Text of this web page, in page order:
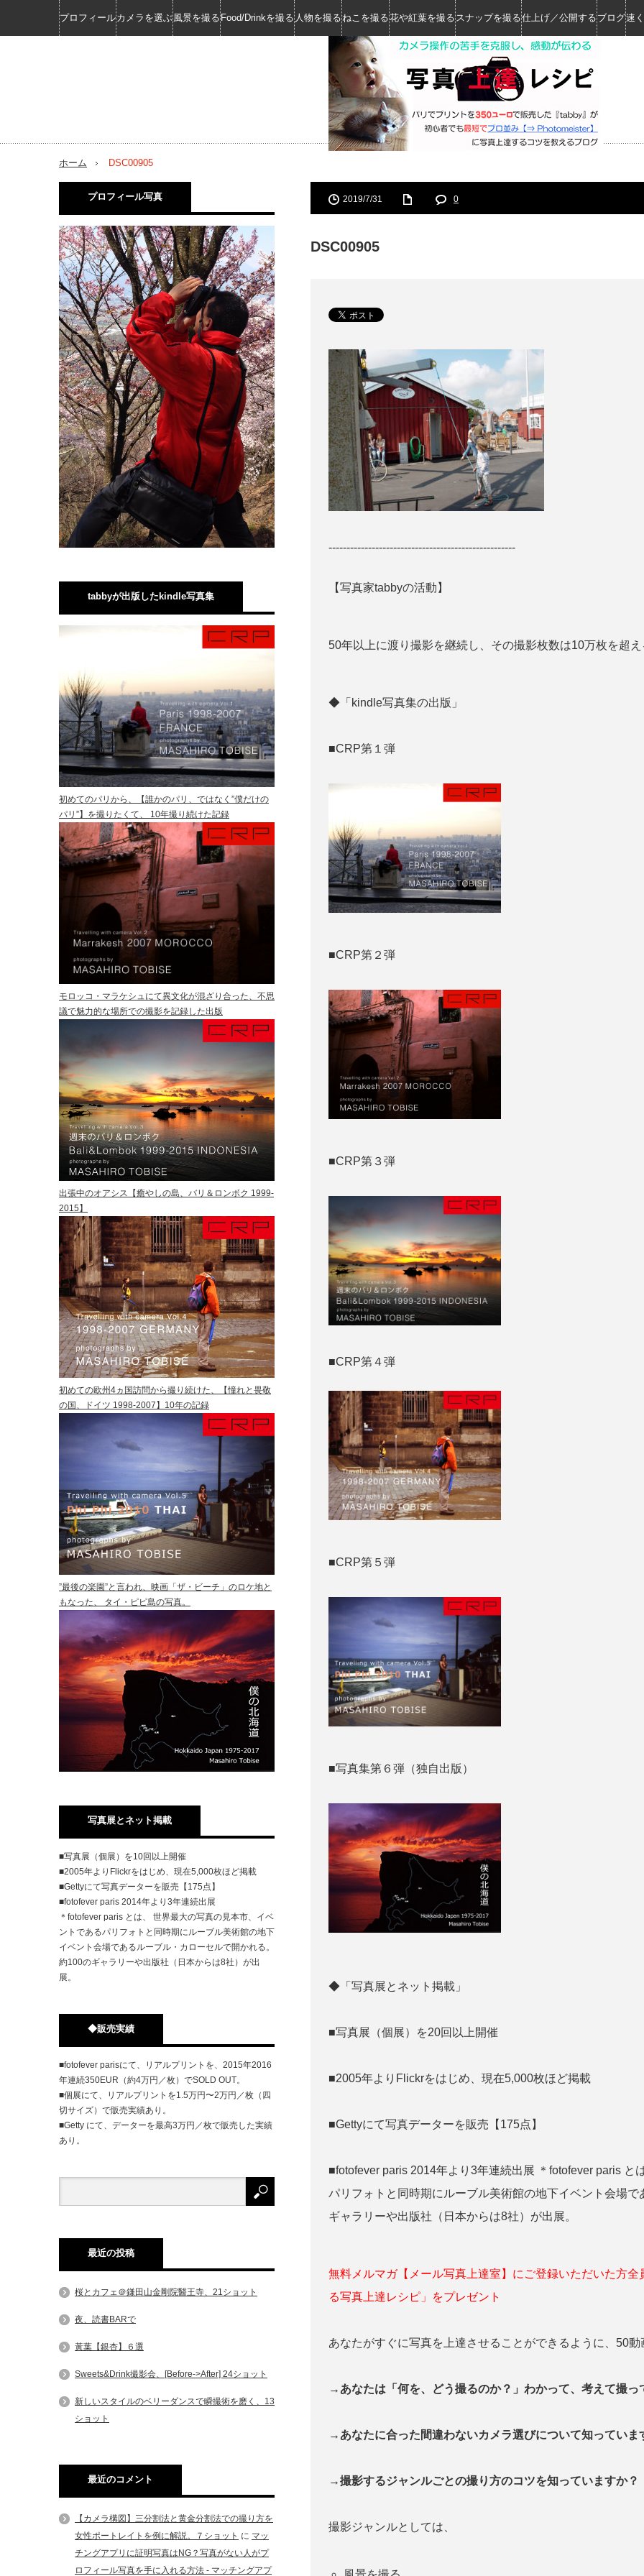
プロフィールカメラを選ぶ風景を撮る Food/Drinkを撮る 人物を撮るねこを撮る花や紅葉を撮る スナップを撮る仕上げ／公開する ブログ速
ホーム DSC00905
2019/7/31 0
DSC00905
----------------------------------------------------
【写真家tabbyの活動】
50年以上に渡り撮影を継続し、その撮影枚数は10万枚を超
◆「kindle写真集の出版」
■CRP第１弾
■CRP第２弾
■CRP第３弾
■CRP第４弾
■CRP第５弾
■写真集第６弾（独自出版）
◆「写真展とネット掲載」
■写真展（個展）を20回以上開催
■2005年よりFlickrをはじめ、現在5,000枚ほど掲載
■Gettyにて写真データーを販売【175点】
■fotofever paris 2014年より3年連続出展 ＊fotofever paris
パリフォトと同時期にルーブル美術館の地下イベント会場
ギャラリーや出版社（日本からは8社）が出展。
無料メルマガ【メール写真上達室】にご登録いただいた方
る写真上達レシピ」をプレゼント
あなたがすぐに写真を上達させることができるように、50
→あなたは「何を、どう撮るのか？」わかって、考えて撮
→あなたに合った間違わないカメラ選びについて知っていま
→撮影するジャンルごとの撮り方のコツを知っていますか？
撮影ジャンルとしては、
プロフィール写真
tabbyが出版したkindle写真集
初めてのパリから、【誰かのパリ、ではなく”僕だけの
パリ”】を撮りたくて、 10年撮り続けた記録
モロッコ・マラケシュにて異文化が混ざり合った、不思
議で魅力的な場所での撮影を記録した出版
出張中のオアシス【癒やしの島、バリ＆ロンボク 1999-
2015】
初めての欧州4ヵ国訪問から撮り続けた、【憧れと畏敬
の国、ドイツ 1998-2007】10年の記録
”最後の楽園”と言われ、映画「ザ・ビーチ」のロケ地と
もなった、 タイ・ピピ島の写真。
写真展とネット掲載
■写真展（個展）を10回以上開催
■2005年よりFlickrをはじめ、現在5,000枚ほど掲載
■Gettyにて写真データーを販売【175点】
■fotofever paris 2014年より3年連続出展
＊fotofever paris とは、 世界最大の写真の見本市、イベ
ントであるパリフォトと同時期にルーブル美術館の地下
イベント会場であるルーブル・カローセルで開かれる。
約100のギャラリーや出版社（日本からは8社）が出
展。
◆販売実績
■fotofever parisにて、リアルプリントを、2015年2016
年連続350EUR（約4万円／枚）でSOLD OUT。
■個展にて、リアルプリントを1.5万円〜2万円／枚（四
切サイズ）で販売実績あり。
■Getty にて、データーを最高3万円／枚で販売した実績
あり。
最近の投稿
桜とカフェ＠鎌田山金剛院醫王寺、21ショット
夜、読書BARで
黃葉【銀杏】６選
Sweets&Drink撮影会、[Before->After] 24ショット
新しいスタイルのベリーダンスで瞬撮術を磨く、13
ショット
最近のコメント
【カメラ構図】三分割法と黄金分割法での撮り方を
女性ポートレイトを例に解説。７ショット に マッ
チングアプリに証明写真はNG？写真がない人がプ
ロフィール写真を手に入れる方法 - マッチングアプ